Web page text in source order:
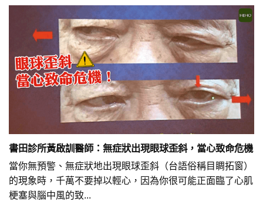
書田診所黃啟訓醫師：無症狀出現眼球歪斜，當心致命危機
當你無預警、無症狀地出現眼球歪斜（台語俗稱目睭拓窗）
的現象時，千萬不要掉以輕心，因為你很可能正面臨了心肌
梗塞與腦中風的致...